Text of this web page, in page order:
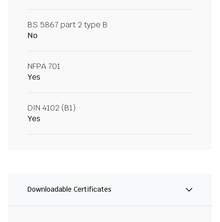
BS 5867 part 2 type B
No
NFPA 701
Yes
DIN 4102 (B1)
Yes
Downloadable Certificates